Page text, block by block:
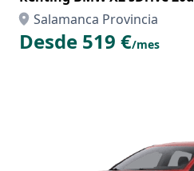
Salamanca Provincia
Desde 519 €/mes